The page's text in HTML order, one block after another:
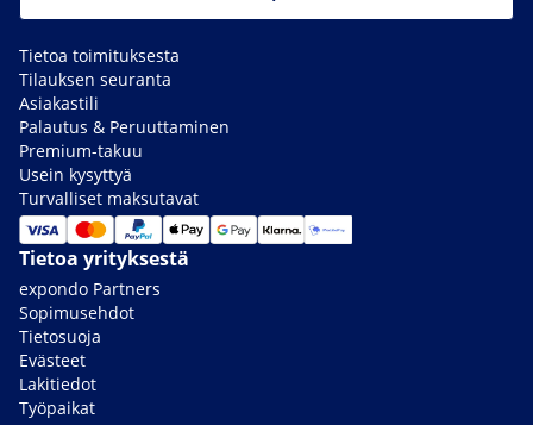
Tietoa toimituksesta
Tilauksen seuranta
Asiakastili
Palautus & Peruuttaminen
Premium-takuu
Usein kysyttyä
Turvalliset maksutavat
Tietoa yrityksestä
expondo Partners
Sopimusehdot
Tietosuoja
Evästeet
Lakitiedot
Työpaikat